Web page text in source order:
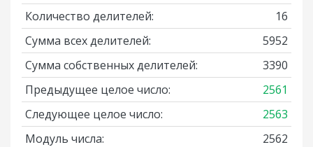
Количество делителей:
16
Сумма всех делителей:
5952
Сумма собственных делителей:
3390
Предыдущее целое число:
2561
Следующее целое число:
2563
Модуль числа:
2562